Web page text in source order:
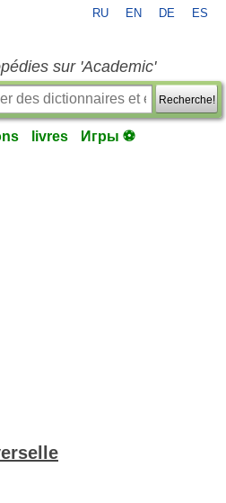
RU EN DE ES
sur 'Academic'
Recherche!
livres Игры ⚽